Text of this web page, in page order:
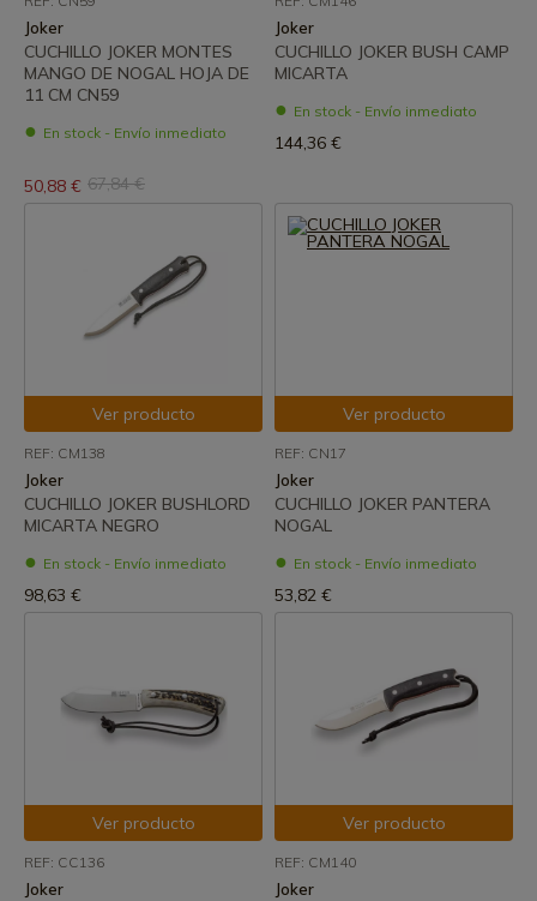
Joker
CUCHILLO JOKER MONTES
MANGO DE NOGAL HOJA DE
11 CM CN59
En stock - Envío inmediato
50,88 € 67,84 €
Joker
CUCHILLO JOKER BUSH CAMP
MICARTA
En stock - Envío inmediato
144,36 €
Ver producto
REF: CM138
Joker
CUCHILLO JOKER BUSHLORD
MICARTA NEGRO
En stock - Envío inmediato
98,63 €
Ver producto
REF: CN17
Joker
CUCHILLO JOKER PANTERA
NOGAL
En stock - Envío inmediato
53,82 €
Ver producto
REF: CC136
Joker
Ver producto
REF: CM140
Joker